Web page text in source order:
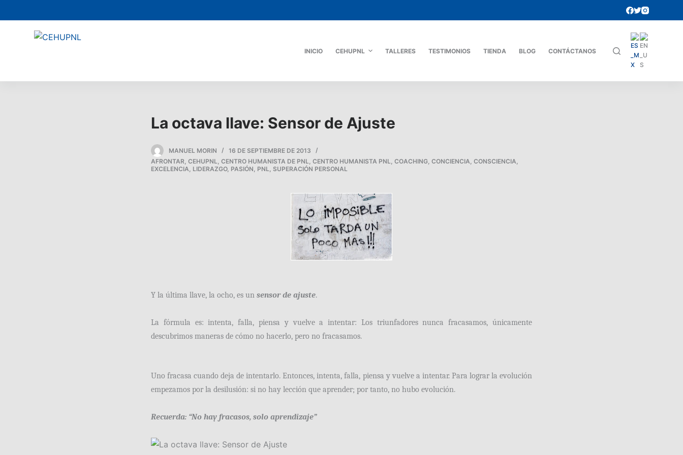
INICIO CEHUPNL TALLERES TESTIMONIOS TIENDA BLOG CONTÁCTANOS
La octava llave: Sensor de Ajuste
MANUEL MORIN
16 DE SEPTIEMBRE DE 2013
AFRONTAR, CEHUPNL, CENTRO HUMANISTA DE PNL, CENTRO HUMANISTA PNL, COACHING, CONCIENCIA, CONSCIENCIA,
EXCELENCIA, LIDERAZGO, PASIÓN, PNL, SUPERACIÓN PERSONAL
Y la última llave, la ocho, es un sensor de ajuste.
La fórmula es: intenta, falla, piensa y vuelve a intentar: Los triunfadores nunca fracasamos, únicamente
descubrimos maneras de cómo no hacerlo, pero no fracasamos.
Uno fracasa cuando deja de intentarlo. Entonces, intenta, falla, piensa y vuelve a intentar. Para lograr la evolución
empezamos por la desilusión: si no hay lección que aprender; por tanto, no hubo evolución.
Recuerda: “No hay fracasos, solo aprendizaje”